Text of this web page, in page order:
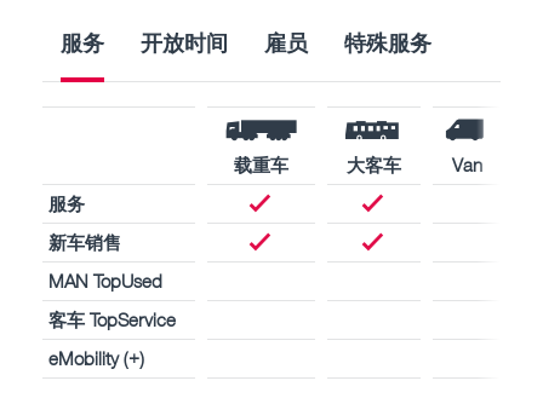
服务 开放时间 雇员 特殊服务
载重车 大客车
Van
服务
新车销售
MAN TopUsed
客车 TopService
eMobility (+)